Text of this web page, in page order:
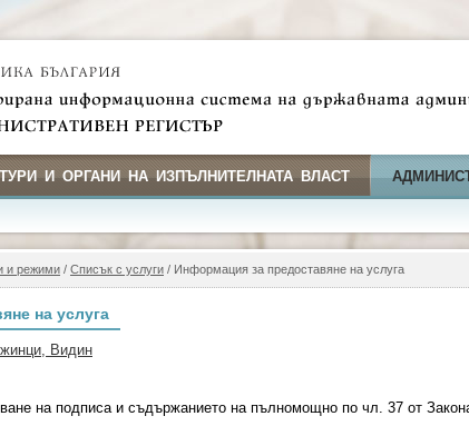
И ОРГАНИ НА ИЗПЪЛНИТЕЛНАТА ВЛАСТ
и режими / Списък с услуги / Информация за предоставяне на услуга
на услуга
Видин
на подписа и съдържанието на пълномощно по чл. 37 от